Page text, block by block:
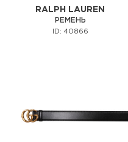
RALPH LAUREN
РЕМЕНЬ
ID: 40866